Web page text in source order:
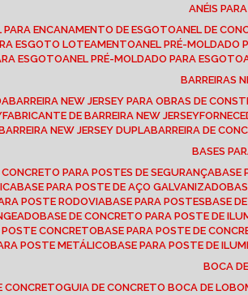
ANÉIS
PARA ENCANAMENTO DE ESGOTO ANEL DE
ESGOTO LOTEAMENTO ANEL PRÉ-MOLDADO
ESGOTO ANEL PRÉ-MOLDADO PARA ESGOTO
BARREIRAS
BARREIRA NEW JERSEY PARA OBRAS DE
FABRICANTE DE BARREIRA NEW JERSEY
BARREIRA NEW JERSEY DUPLA BARREIRA DE
BASES
CONCRETO PARA POSTES DE SEGURANÇA
BASE PARA POSTE DE AÇO GALVANIZADO
POSTE RODOVIA BASE PARA POSTES BASE
BASE DE CONCRETO PARA POSTE DE
POSTE CONCRETO BASE PARA POSTE DE
POSTE METÁLICO BASE PARA POSTE DE
BOCA
CONCRETO
GUIA DE CONCRETO BOCA DE LOBO